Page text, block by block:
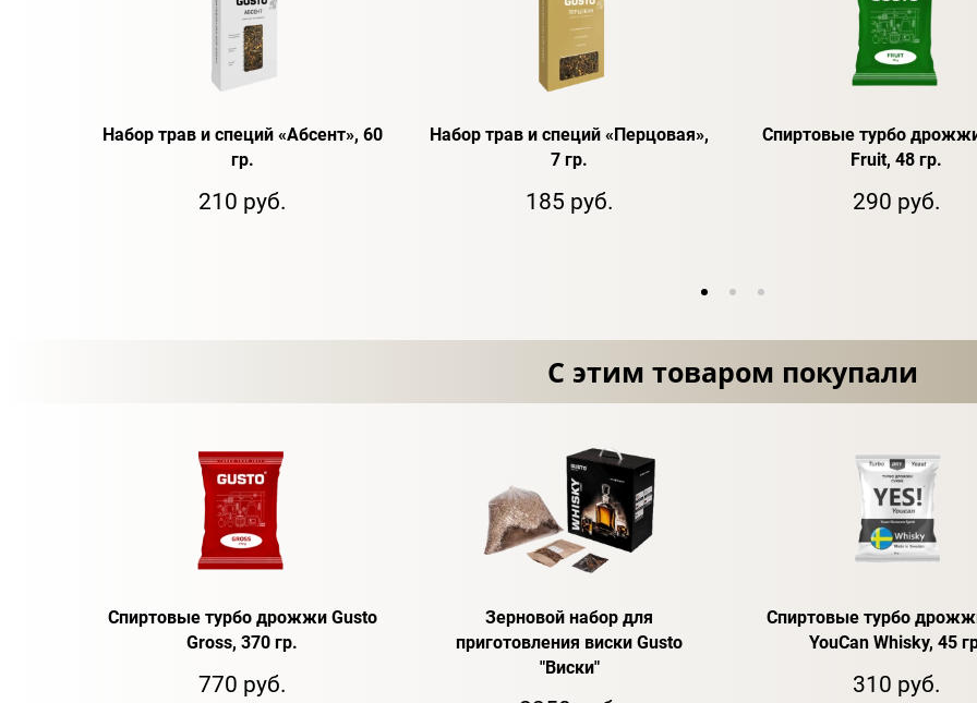
Набор трав и специй «Абсент», 60
гр.
210 руб.
Набор трав и специй «Перцовая»,
7 гр.
185 руб.
Спиртовые турбо
Fruit, 48 гр.
290 руб.
С этим товаром покупали
Спиртовые турбо дрожжи Gusto
Gross, 370 гр.
770 руб.
Зерновой набор для
приготовления виски Gusto
"Виски"
Спиртовые турбо
YouCan Whisky, 45
310 руб.